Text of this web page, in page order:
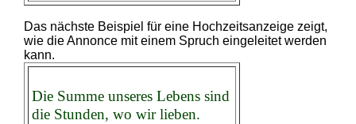
Das nächste Beispiel für eine Hochzeitsanzeige zeigt,
wie die Annonce mit einem Spruch eingeleitet werden
kann.
Die Summe unseres Lebens sind
die Stunden, wo wir lieben.